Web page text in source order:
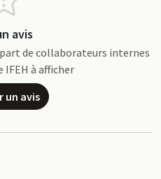
avis
de collaborateurs internes
IFEH à afficher
un avis